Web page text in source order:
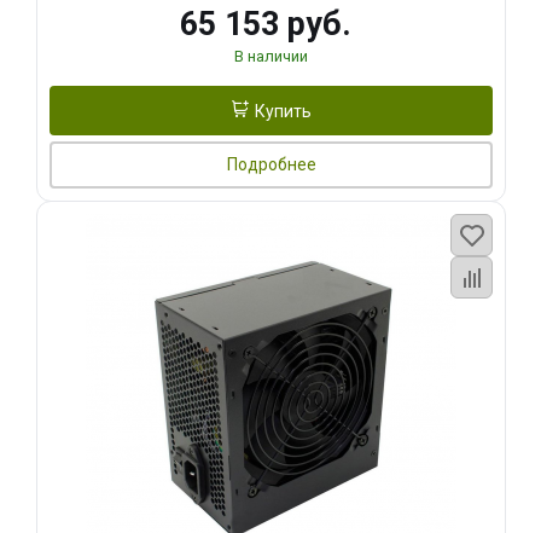
65 153 руб.
В наличии
Купить
Подробнее